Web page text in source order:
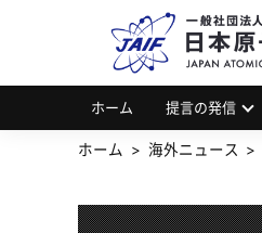
ホーム 提言の発信
ホーム 海外ニュース